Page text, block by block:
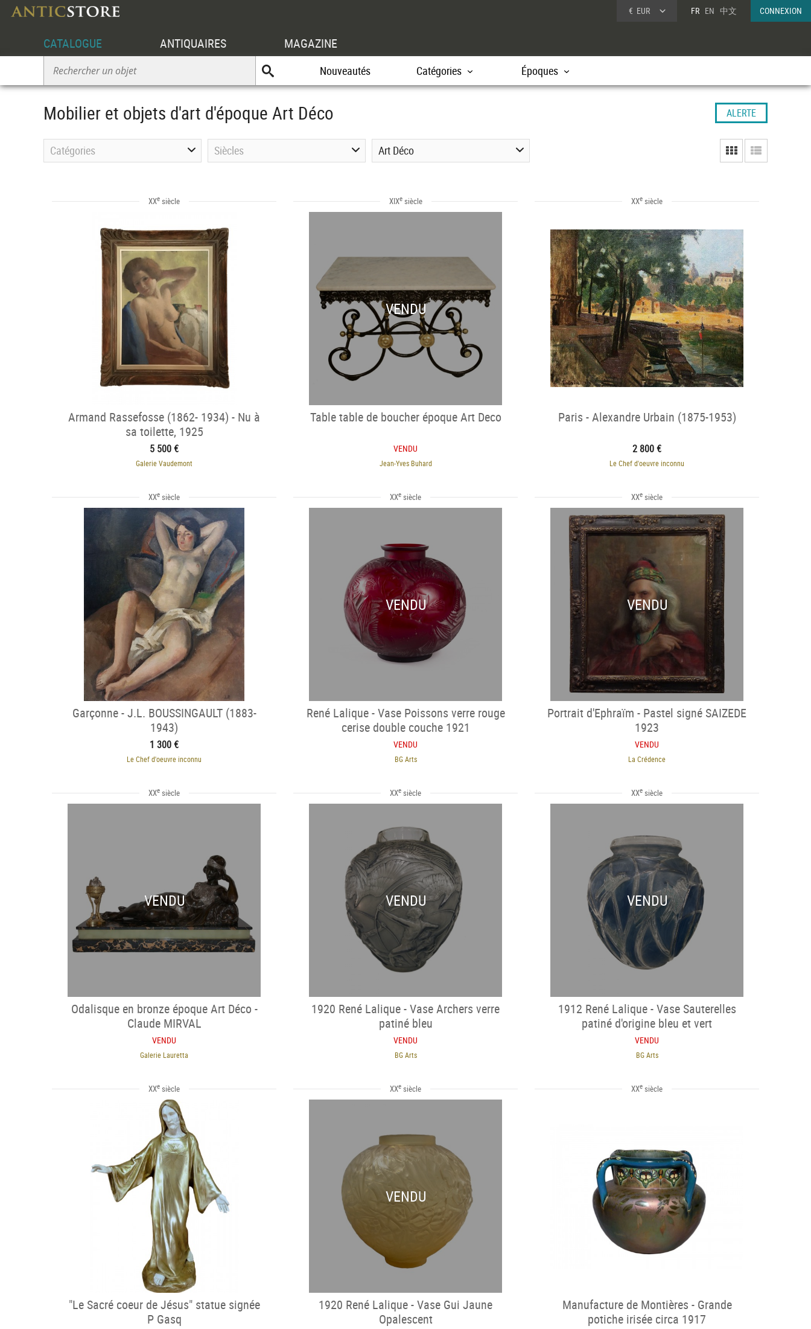
€ EUR FR EN 中文 CONNEXION
CATALOGUE ANTIQUAIRES MAGAZINE
Nouveautés Catégories Époques
Mobilier et objets d'art d'époque Art Déco ALERTE
Catégories Siècles Art Déco
XXe siècle
Armand Rassefosse (1862- 1934) - Nu à
sa toilette, 1925
5 500 €
Galerie Vaudemont
XIXesiècle
VENDU
Table table de boucher époque Art Deco
VENDU
Jean-Yves Buhard
XXe siècle
Paris - Alexandre Urbain (1875-1953)
2 800 €
Le Chef d'oeuvre inconnu
XXe siècle
Garçonne - J.L. BOUSSINGAULT (1883-
1943)
1 300 €
Le Chef d'oeuvre inconnu
XXe siècle
VENDU
René Lalique - Vase Poissons verre rouge
cerise double couche 1921
VENDU
BG Arts
XXe siècle
VENDU
Portrait d'Ephraïm - Pastel signé SAIZEDE
1923
VENDU
La Crédence
XXe siècle
VENDU
Odalisque en bronze époque Art Déco -
Claude MIRVAL
VENDU
Galerie Lauretta
XXe siècle
VENDU
1920 René Lalique - Vase Archers verre
patiné bleu
VENDU
BG Arts
XXe siècle
VENDU
1912 René Lalique - Vase Sauterelles
patiné d'origine bleu et vert
VENDU
BG Arts
XXe siècle
"Le Sacré coeur de Jésus" statue signée
P Gasq
XXe siècle
VENDU
1920 René Lalique - Vase Gui Jaune
Opalescent
XXe siècle
Manufacture de Montières - Grande
potiche irisée circa 1917